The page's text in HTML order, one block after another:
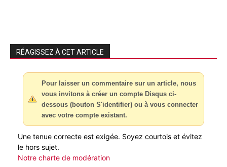
RÉAGISSEZ À CET ARTICLE
Pour laisser un commentaire sur un article, nous
vous invitons à créer un compte Disqus ci-
dessous (bouton S'identifier) ou à vous connecter
avec votre compte existant.
Une tenue correcte est exigée. Soyez courtois et évitez
le hors sujet.
Notre charte de modération